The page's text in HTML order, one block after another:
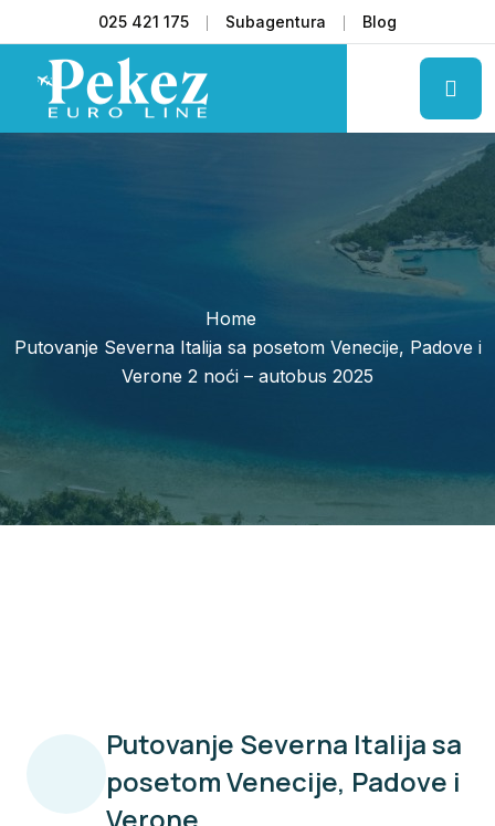
025 421 175 Subagentura Blog
Home
Putovanje Severna Italija sa posetom Venecije, Padove i
Verone 2 noći – autobus 2025
Putovanje Severna Italija sa
posetom Venecije, Padove i